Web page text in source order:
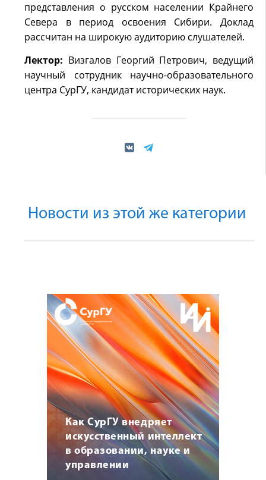
представления о русском населении Крайнего
Севера в период освоения Сибири. Доклад
рассчитан на широкую аудиторию слушателей.
Лектор: Визгалов Георгий Петрович, ведущий
научный сотрудник научно-образовательного
центра СурГУ, кандидат исторических наук.
Новости из этой же категории
Как СурГУ внедряет
искусственный интеллект
в образовании, науке и
управлении